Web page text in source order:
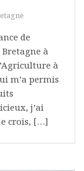
de
Bretagne à
à
m’a permis
j’ai
crois, […]